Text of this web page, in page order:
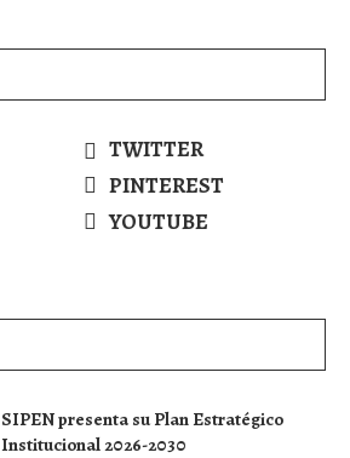
TWITTER
PINTEREST
YOUTUBE
SIPEN presenta su Plan Estratégico
Institucional 2026-2030